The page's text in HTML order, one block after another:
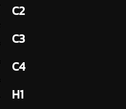
C2
C3
C4
H1